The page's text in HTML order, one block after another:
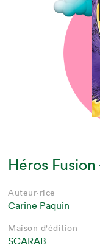
Héros
Auteur·rice
Carine Paquin
Maison d'édition
SCARAB